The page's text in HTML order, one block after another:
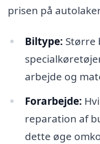
prisen på
Biltype: Større
arbejde og
Forarbejde:
reparation af
dette øge